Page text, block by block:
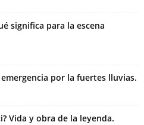
significa para la escena
por la fuertes lluvias.
Vida y obra de la leyenda.